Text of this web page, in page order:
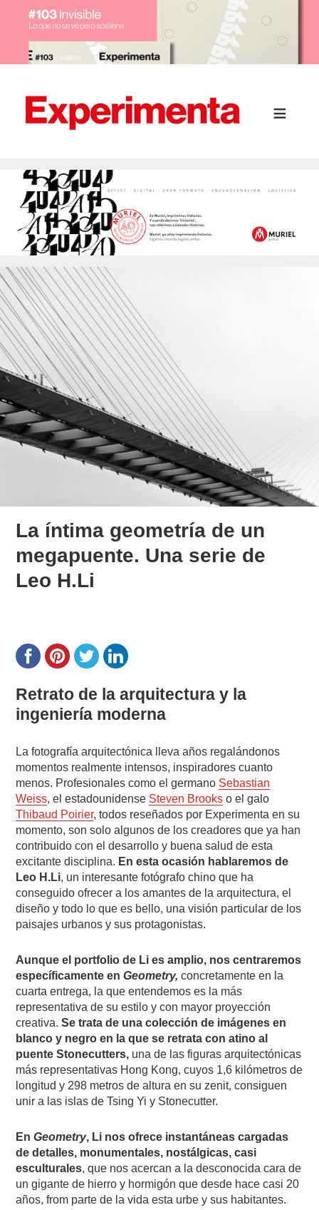
La íntima geometría de un
megapuente. Una serie de
Leo H.Li
Retrato de la arquitectura y la
ingeniería moderna
La fotografía arquitectónica lleva años regalándonos
momentos realmente intensos, inspiradores cuanto
menos. Profesionales como el germano Sebastian
Weiss, el estadounidense Steven Brooks o el galo
Thibaud Poirier, todos reseñados por Experimenta en su
momento, son solo algunos de los creadores que ya han
contribuido con el desarrollo y buena salud de esta
excitante disciplina. En esta ocasión hablaremos de
Leo H.Li, un interesante fotógrafo chino que ha
conseguido ofrecer a los amantes de la arquitectura, el
diseño y todo lo que es bello, una visión particular de los
paisajes urbanos y sus protagonistas.
Aunque el portfolio de Li es amplio, nos centraremos
específicamente enGeometry, concretamente en la
cuarta entrega, la que entendemos es la más
representativa de su estilo y con mayor proyección
creativa.Se trata de una colección de imágenes en
blanco y negro en la que se retrata con atino al
puente Stonecutters, una de las figuras arquitectónicas
más representativas Hong Kong, cuyos 1,6 kilómetros de
longitud y 298 metros de altura en su zenit, consiguen
unir a las islas de Tsing Yi y Stonecutter.
EnGeometry, Li nos ofrece instantáneas cargadas
de detalles, monumentales, nostálgicas, casi
esculturales, que nos acercan a la desconocida cara de
un gigante de hierro y hormigón que desde hace casi 20
años, from parte de la vida esta urbe y sus habitantes.